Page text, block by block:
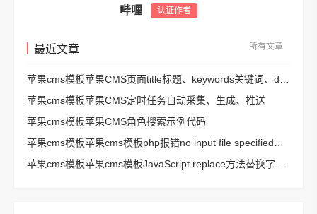
哔哩 认证作者
最近文章 所有文章
苹果cms模板苹果CMS定时任务自动采集、生成、推送
苹果cms模板苹果CMS角色搜索示例代码